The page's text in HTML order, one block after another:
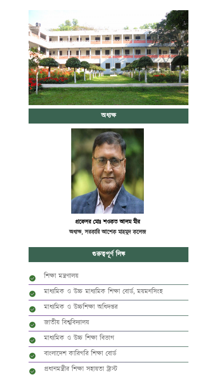
অধ্যক্ষ
প্রফেসর মোঃ শওকত আলম মীর
অধ্যক্ষ, সরকারি আশেক মাহমুদ কলেজ
গুরুত্বপূর্ণ লিঙ্ক
শিক্ষা মন্ত্রণালয়
মাধ্যমিক ও উচ্চ মাধ্যমিক শিক্ষা বোর্ড, ময়মনসিংহ
মাধ্যমিক ও উচ্চশিক্ষা অধিদপ্তর
জাতীয় বিশ্ববিদ্যালয়
মাধ্যমিক ও উচ্চ শিক্ষা বিভাগ
বাংলাদেশ কারিগরি শিক্ষা বোর্ড
প্রধানমন্ত্রীর শিক্ষা সহায়তা ট্রাস্ট